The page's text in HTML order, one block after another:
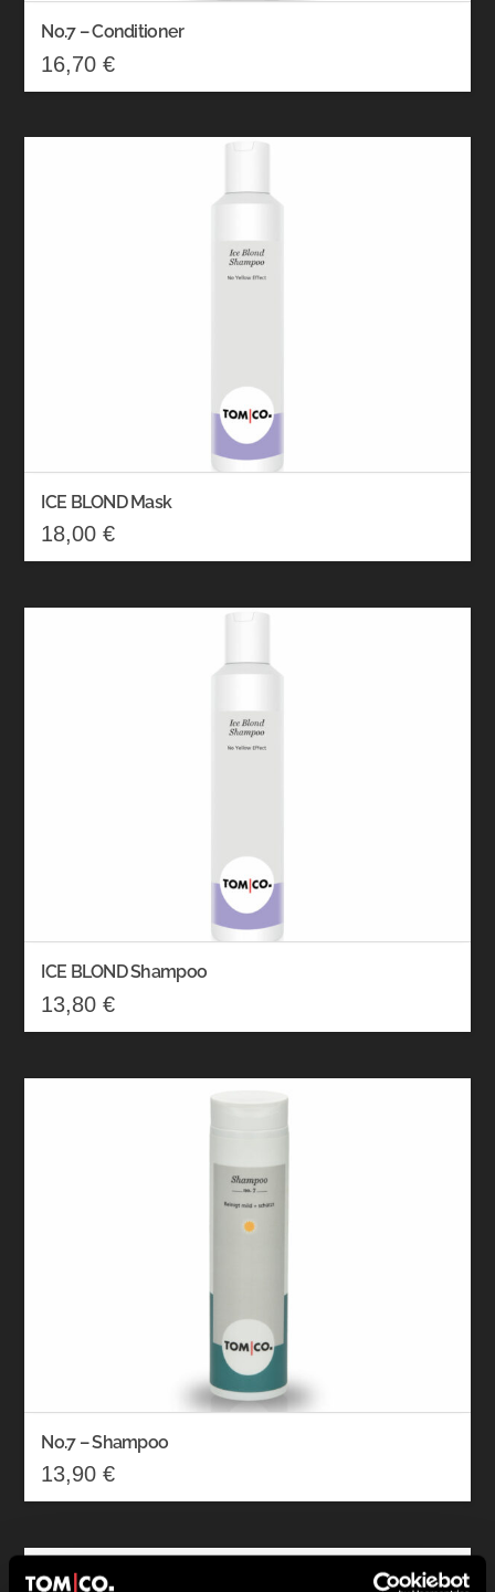
No.7 – Conditioner
16,70€
ICE BLOND Mask
18,00€
ICE BLOND Shampoo
13,80€
No.7 – Shampoo
13,90€